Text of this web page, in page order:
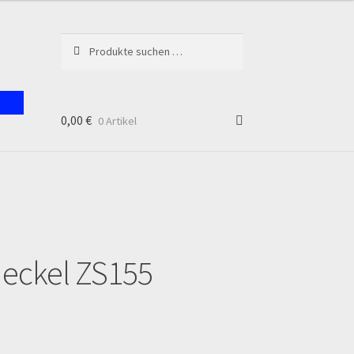
nach:
0,00 € 0 Artikel
ZS155